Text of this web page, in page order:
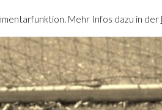
Mehr Infos dazu in der